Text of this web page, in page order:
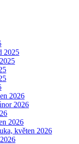
2025
2026
2026
2026
květen 2026